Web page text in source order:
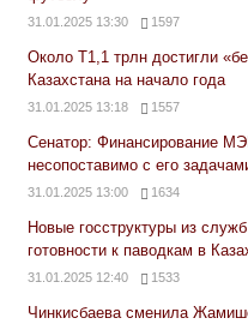
31.01.2025 13:30 1597
Около Т1,1 трлн достигли
Казахстана на начало года
31.01.2025 13:18 1557
Сенатор: Финансирование
несопоставимо с его
31.01.2025 13:00 1634
Новые госструктуры из
готовности к паводкам в
31.01.2025 12:40 1533
Чинкисбаева сменила